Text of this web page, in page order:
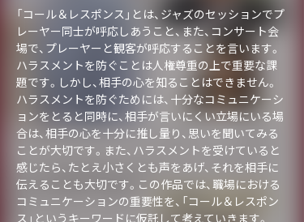
「コール＆レスポンス」とは、ジャズのセッションでプ
レーヤー同士が呼応しあうこと、また、コンサート会
場で、プレーヤーと観客が呼応することを言います。
ハラスメントを防ぐことは人権尊重の上で重要な課
題です。しかし、相手の心を知ることはできません。
ハラスメントを防ぐためには、十分なコミュニケーシ
ョンをとると同時に、相手が言いにくい立場にいる場
合は、相手の心を十分に推し量り、思いを聞いてみる
ことが大切です。また、ハラスメントを受けていると
感じたら、たとえ小さくとも声をあげ、それを相手に
伝えることも大切です。この作品では、職場における
コミュニケーションの重要性を、「コール＆レスポン
ス」というキーワードに仮託して考えていきます。